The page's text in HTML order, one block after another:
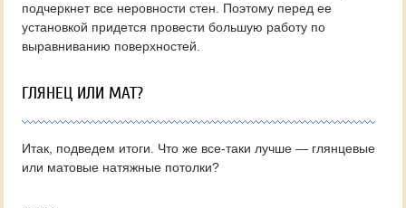
подчеркнет все неровности стен. Поэтому перед ее
установкой придется провести большую работу по
выравниванию поверхностей.
ГЛЯНЕЦ ИЛИ МАТ?
Итак, подведем итоги. Что же все-таки лучше — глянцевые
или матовые натяжные потолки?